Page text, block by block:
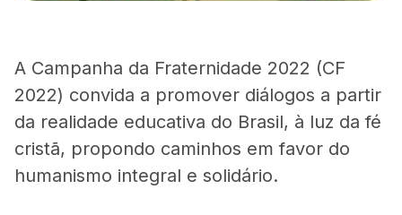
A Campanha da Fraternidade 2022 (CF
2022) convida a promover diálogos a partir
da realidade educativa do Brasil, à luz da fé
cristã, propondo caminhos em favor do
humanismo integral e solidário.